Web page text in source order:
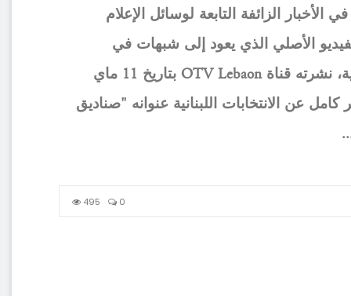
الأخبار الزائفة التابعة لوسائل الإعلام
الأصلي الذي يعود إلى شبهات في
الانتخابات اللبنانية، نشرته قناة OTV Lebaon بتاريخ 11 ماي
كامل عن الانتخابات اللبنانية عنوانه "صناديق
495 0